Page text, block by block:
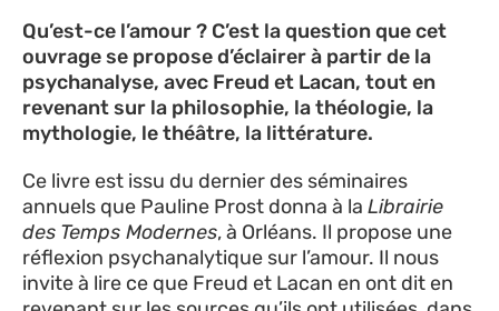
Qu’est-ce l’amour ? C’est la question que cet
ouvrage se propose d’éclairer à partir de la
psychanalyse, avec Freud et Lacan, tout en
revenant sur la philosophie, la théologie, la
mythologie, le théâtre, la littérature.
Ce livre est issu du dernier des séminaires
annuels que Pauline Prost donna à la Librairie
des Temps Modernes, à Orléans. Il propose une
réflexion psychanalytique sur l’amour. Il nous
invite à lire ce que Freud et Lacan en ont dit en